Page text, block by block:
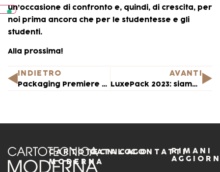
un’occasione di confronto e, quindi, di crescita, per
noi prima ancora che per le studentesse e gli
studenti.
Alla prossima!
INDIETRO
Packaging Premiere 2023
AVANTI
LuxePack 2023: siamo pronti per la nuova edizione!
CARTOTECNICA
MODERNA
CATALOGOCONTATTIRIMANI